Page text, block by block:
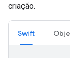
criação.
Swift